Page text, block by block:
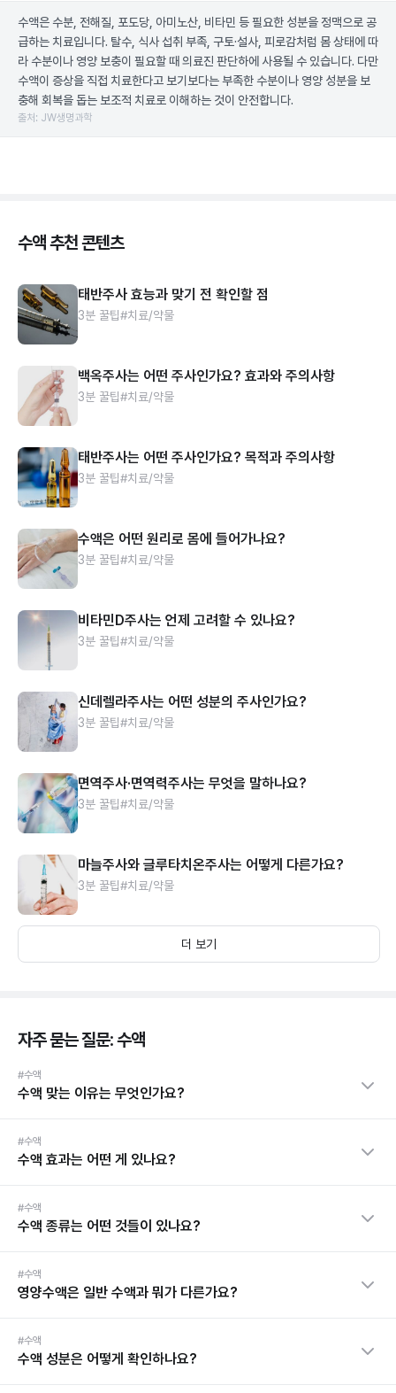
수액은 수분, 전해질, 포도당, 아미노산, 비타민 등 필요한 성분을 정맥으로 공
급하는 치료입니다. 탈수, 식사 섭취 부족, 구토·설사, 피로감처럼 몸 상태에 따
라 수분이나 영양 보충이 필요할 때 의료진 판단하에 사용될 수 있습니다. 다만
수액이 증상을 직접 치료한다고 보기보다는 부족한 수분이나 영양 성분을 보
충해 회복을 돕는 보조적 치료로 이해하는 것이 안전합니다.
출처: JW생명과학
수액 추천 콘텐츠
태반주사 효능과 맞기 전 확인할 점
3분 꿀팁#치료/약물
백옥주사는 어떤 주사인가요? 효과와 주의사항
3분 꿀팁#치료/약물
태반주사는 어떤 주사인가요? 목적과 주의사항
3분 꿀팁#치료/약물
수액은 어떤 원리로 몸에 들어가나요?
3분 꿀팁#치료/약물
비타민D주사는 언제 고려할 수 있나요?
3분 꿀팁#치료/약물
신데렐라주사는 어떤 성분의 주사인가요?
3분 꿀팁#치료/약물
면역주사·면역력주사는 무엇을 말하나요?
3분 꿀팁#치료/약물
마늘주사와 글루타치온주사는 어떻게 다른가요?
3분 꿀팁#치료/약물
더 보기
자주 묻는 질문: 수액
#수액
수액 맞는 이유는 무엇인가요?
#수액
수액 효과는 어떤 게 있나요?
#수액
수액 종류는 어떤 것들이 있나요?
#수액
영양수액은 일반 수액과 뭐가 다른가요?
#수액
수액 성분은 어떻게 확인하나요?